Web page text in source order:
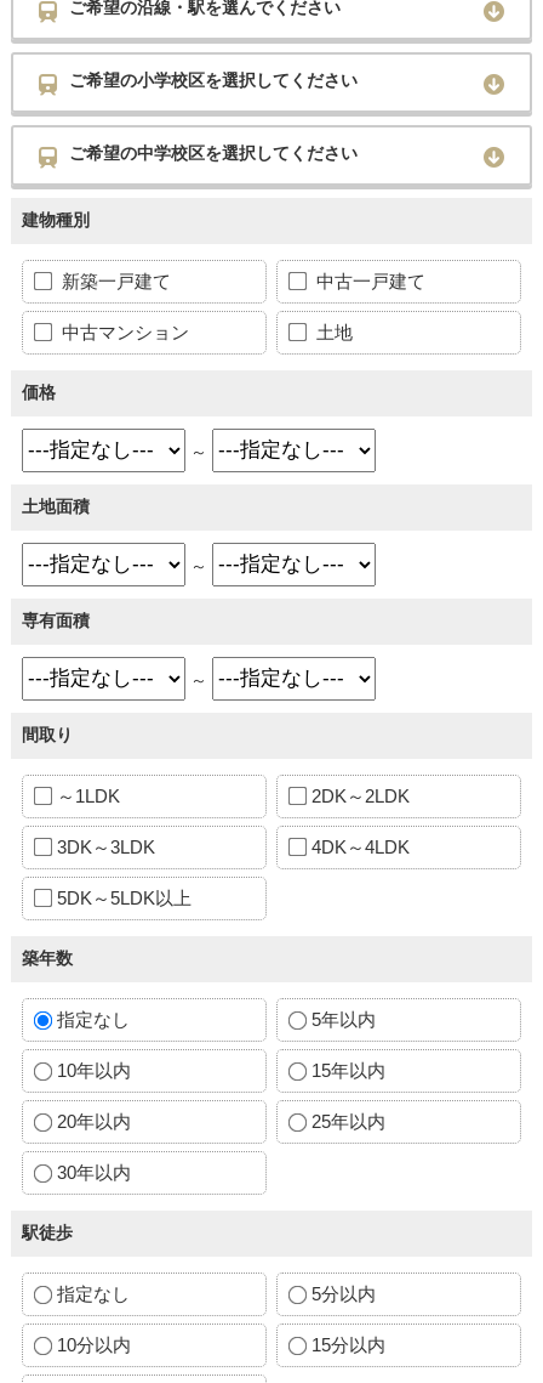
ご希望の沿線・駅を選んでください
ご希望の小学校区を選択してください
ご希望の中学校区を選択してください
建物種別
新築一戸建て 中古一戸建て
中古マンション 土地
価格
～
土地面積
～
専有面積
～
間取り
～1LDK 2DK～2LDK
3DK～3LDK 4DK～4LDK
5DK～5LDK以上
築年数
指定なし 5年以内
10年以内 15年以内
20年以内 25年以内
30年以内
駅徒歩
指定なし 5分以内
10分以内 15分以内